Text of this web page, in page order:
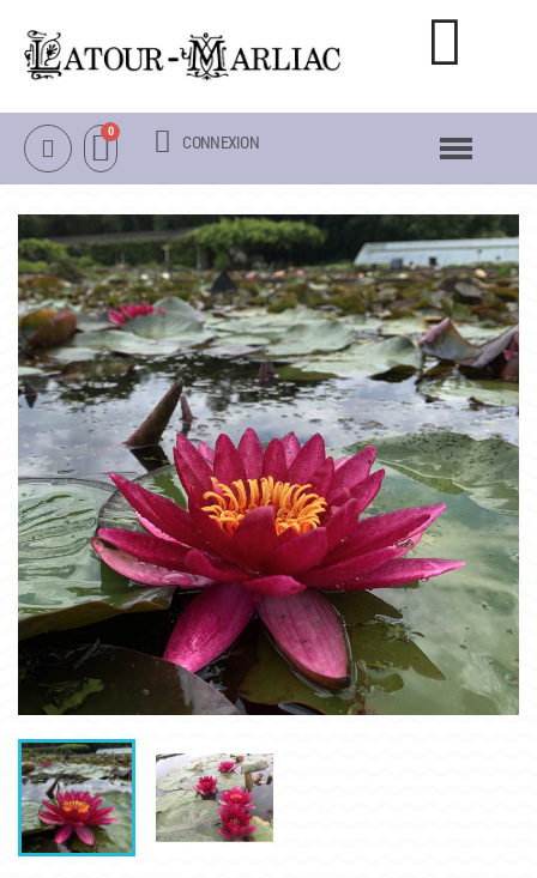
NOTRE CATALOGUE
NÉNUPHARS RUSTIQUES
NÉNUPHARS TROPICAUX
LOTUS
AUTRES PLANTES AQUATIQUES
PACKS & ACCESSOIRES
OBJETS
LA VISITE
INFOS PRATIQUES
PLAN & PHOTOS DU SITE
POUR LES ENFANTS
GROUPES ADULTES & SCOLAIRES
CAFÉ MARLIACEA
HORAIRES ET ACCÈS
CONNEXION